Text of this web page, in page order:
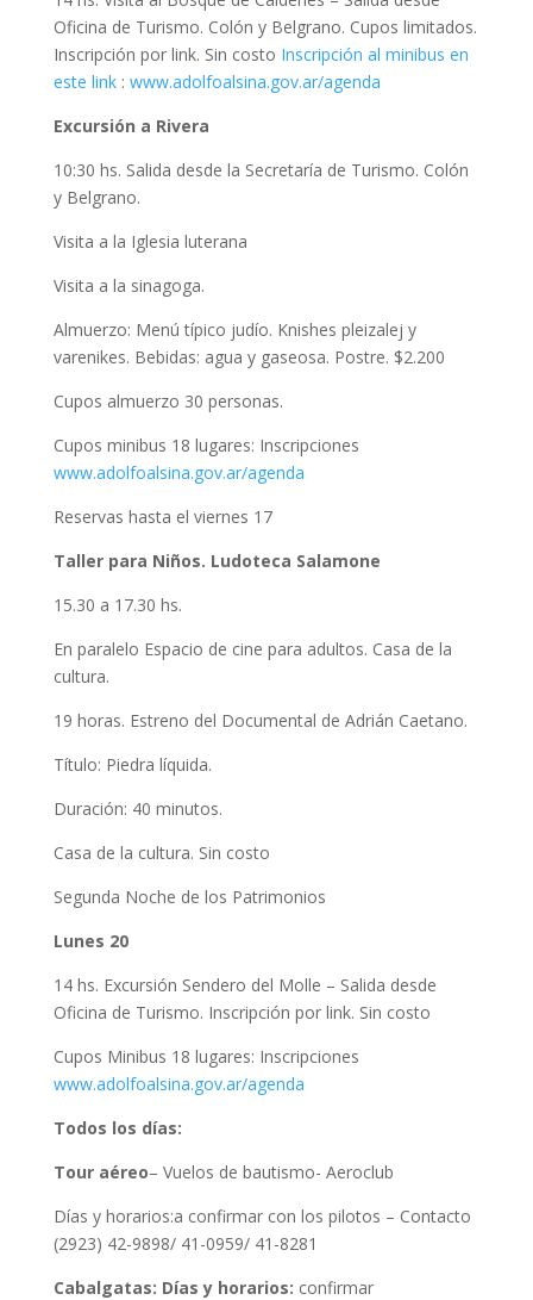
Oficina de Turismo. Colón y Belgrano. Cupos limitados.
Inscripción por link. Sin costo Inscripción al minibus en
este link : www.adolfoalsina.gov.ar/agenda
Excursión a Rivera
10:30 hs. Salida desde la Secretaría de Turismo. Colón
y Belgrano.
Visita a la Iglesia luterana
Visita a la sinagoga.
Almuerzo: Menú típico judío. Knishes pleizalej y
varenikes. Bebidas: agua y gaseosa. Postre. $2.200
Cupos almuerzo 30 personas.
Cupos minibus 18 lugares: Inscripciones
www.adolfoalsina.gov.ar/agenda
Reservas hasta el viernes 17
Taller para Niños. Ludoteca Salamone
15.30 a 17.30 hs.
En paralelo Espacio de cine para adultos. Casa de la
cultura.
19 horas. Estreno del Documental de Adrián Caetano.
Título: Piedra líquida.
Duración: 40 minutos.
Casa de la cultura. Sin costo
Segunda Noche de los Patrimonios
Lunes 20
14 hs. Excursión Sendero del Molle – Salida desde
Oficina de Turismo. Inscripción por link. Sin costo
Cupos Minibus 18 lugares: Inscripciones
www.adolfoalsina.gov.ar/agenda
Todos los días:
Tour aéreo– Vuelos de bautismo- Aeroclub
Días y horarios:a confirmar con los pilotos – Contacto
(2923) 42-9898/ 41-0959/ 41-8281
Cabalgatas: Días y horarios: confirmar